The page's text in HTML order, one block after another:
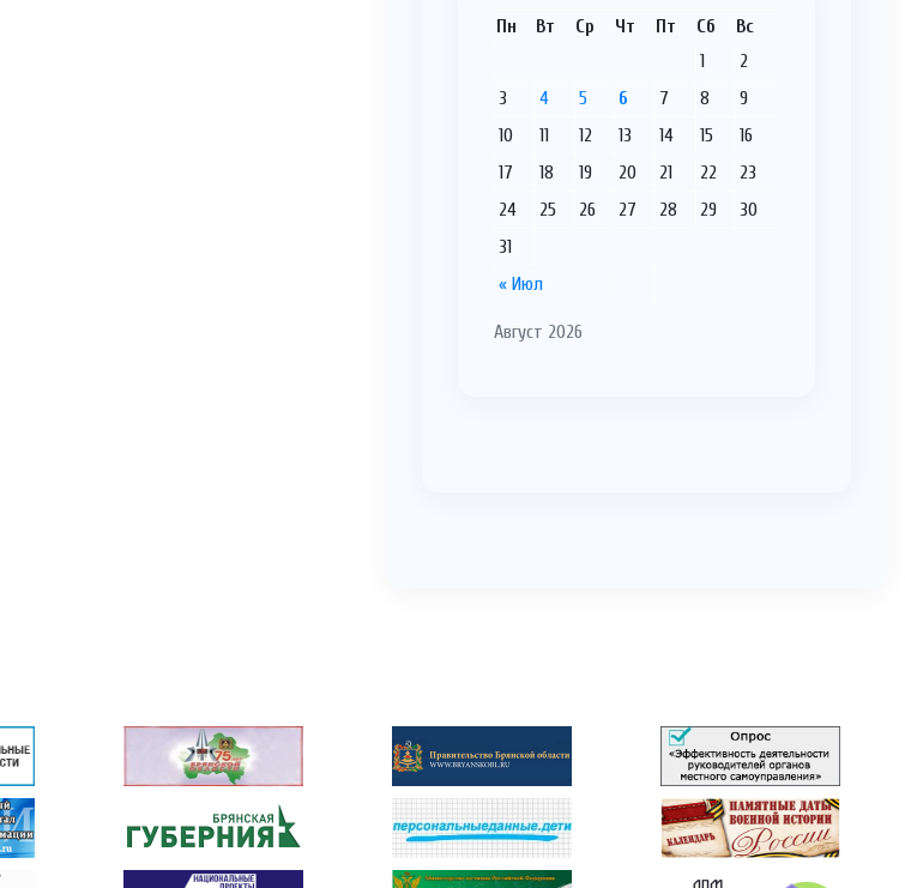
Август 2026
Пн Вт Ср Чт Пт Сб Вс
« Июл
1
2
3
4 5 6 7 8
9
10
11 12 13 14 15
16
17
18 19 20 21 22
23
24
25 26 27 28 29
30
31